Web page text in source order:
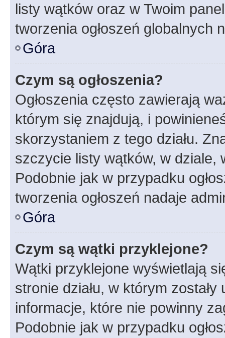
listy wątków oraz w Twoim
tworzenia ogłoszeń globalnych
Góra
Czym są ogłoszenia?
Ogłoszenia często zawierają
którym się znajdują, i
skorzystaniem z tego działu.
szczycie listy wątków, w dziale,
Podobnie jak w przypadku
tworzenia ogłoszeń nadaje
Góra
Czym są wątki przyklejone?
Wątki przyklejone wyświetlają
stronie działu, w którym
informacje, które nie powinny
Podobnie jak w przypadku